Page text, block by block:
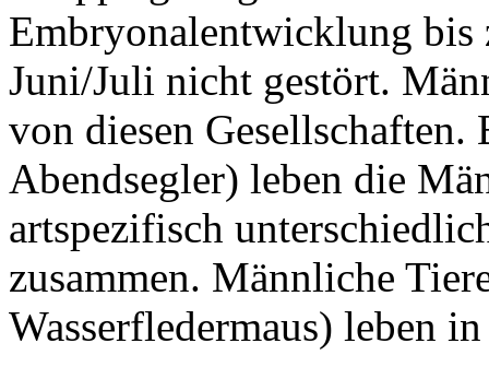
Embryonalentwicklung bis
Juni/Juli nicht gestört.
von diesen
Abendsegler) leben die
artspezifisch
zusammen. Männliche
Wasserfledermaus) leben